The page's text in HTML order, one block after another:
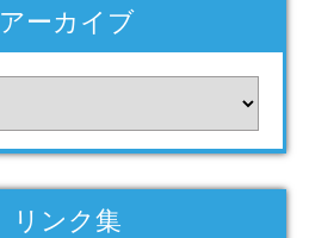
アーカイブ
リンク集